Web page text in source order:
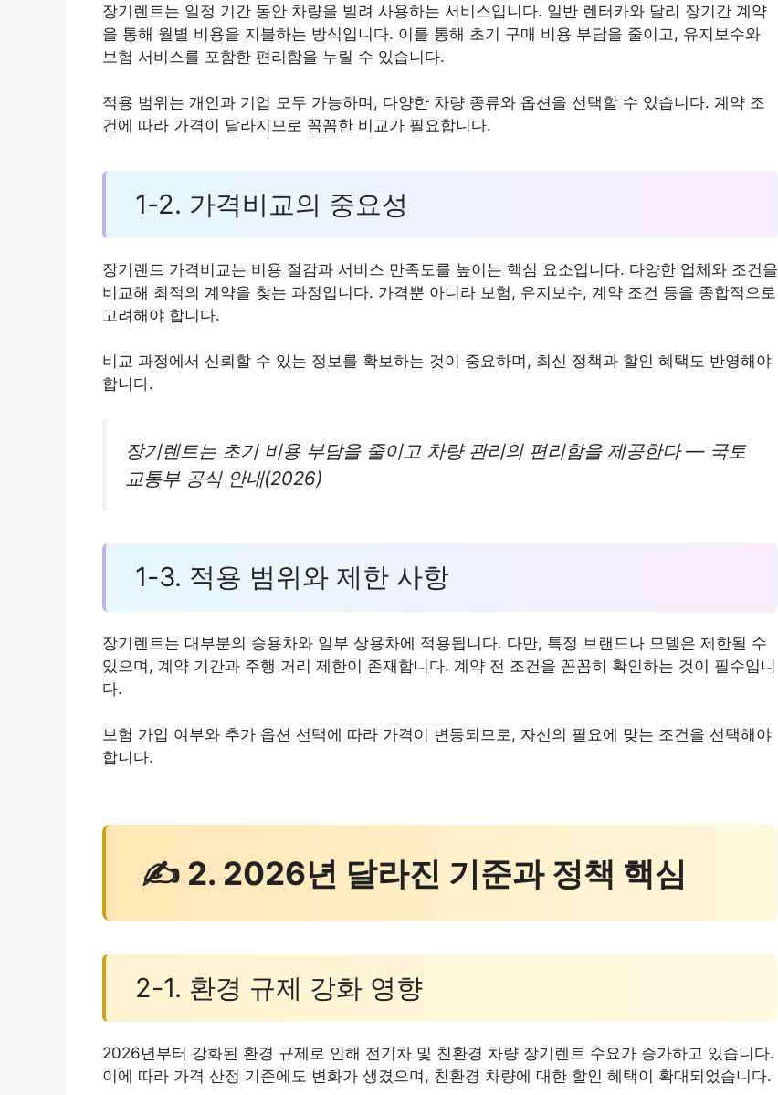
장기렌트는 일정 기간 동안 차량을 빌려 사용하는 서비스입니다. 일반 렌터카와 달리 장기간 계약
을 통해 월별 비용을 지불하는 방식입니다. 이를 통해 초기 구매 비용 부담을 줄이고, 유지보수와
보험 서비스를 포함한 편리함을 누릴 수 있습니다.
적용 범위는 개인과 기업 모두 가능하며, 다양한 차량 종류와 옵션을 선택할 수 있습니다. 계약 조
건에 따라 가격이 달라지므로 꼼꼼한 비교가 필요합니다.
1-2. 가격비교의 중요성
장기렌트 가격비교는 비용 절감과 서비스 만족도를 높이는 핵심 요소입니다. 다양한 업체와 조건을
비교해 최적의 계약을 찾는 과정입니다. 가격뿐 아니라 보험, 유지보수, 계약 조건 등을 종합적으로
고려해야 합니다.
비교 과정에서 신뢰할 수 있는 정보를 확보하는 것이 중요하며, 최신 정책과 할인 혜택도 반영해야
합니다.
장기렌트는 초기 비용 부담을 줄이고 차량 관리의 편리함을 제공한다 — 국토
교통부 공식 안내(2026)
1-3. 적용 범위와 제한 사항
장기렌트는 대부분의 승용차와 일부 상용차에 적용됩니다. 다만, 특정 브랜드나 모델은 제한될 수
있으며, 계약 기간과 주행 거리 제한이 존재합니다. 계약 전 조건을 꼼꼼히 확인하는 것이 필수입니
다.
보험 가입 여부와 추가 옵션 선택에 따라 가격이 변동되므로, 자신의 필요에 맞는 조건을 선택해야
합니다.
✍ 2. 2026년 달라진 기준과 정책 핵심
2-1. 환경 규제 강화 영향
2026년부터 강화된 환경 규제로 인해 전기차 및 친환경 차량 장기렌트 수요가 증가하고 있습니다.
이에 따라 가격 산정 기준에도 변화가 생겼으며, 친환경 차량에 대한 할인 혜택이 확대되었습니다.